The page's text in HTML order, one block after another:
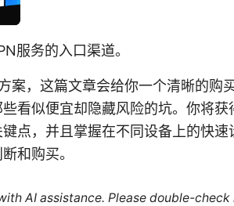
服务的入口渠道。
案，这篇文章会给你一个清晰的购
看似便宜却隐藏风险的坑。你将获
点，并且掌握在不同设备上的快
和购买。
AI assistance. Please double-